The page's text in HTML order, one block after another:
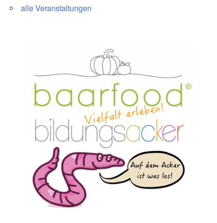
alle Veranstaltungen